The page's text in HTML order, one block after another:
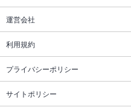
運営会社
利用規約
プライバシーポリシー
サイトポリシー